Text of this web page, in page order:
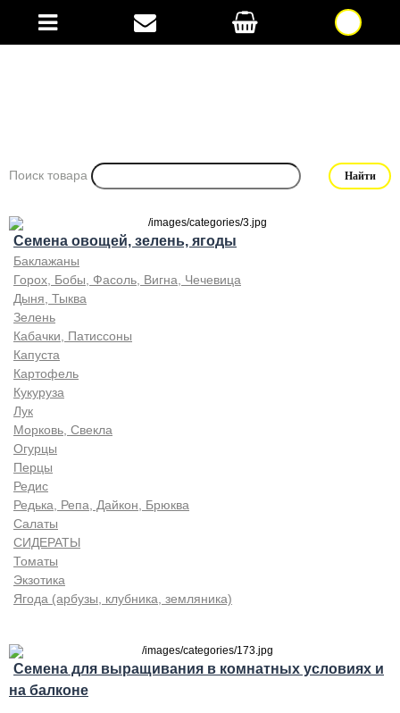
Поиск товара
Семена овощей, зелень, ягоды
Баклажаны
Горох, Бобы, Фасоль, Вигна, Чечевица
Дыня, Тыква
Зелень
Кабачки, Патиссоны
Капуста
Картофель
Кукуруза
Лук
Морковь, Свекла
Огурцы
Перцы
Редис
Редька, Репа, Дайкон, Брюква
Салаты
СИДЕРАТЫ
Томаты
Экзотика
Ягода (арбузы, клубника, земляника)
Семена для выращивания в комнатных условиях и
на балконе